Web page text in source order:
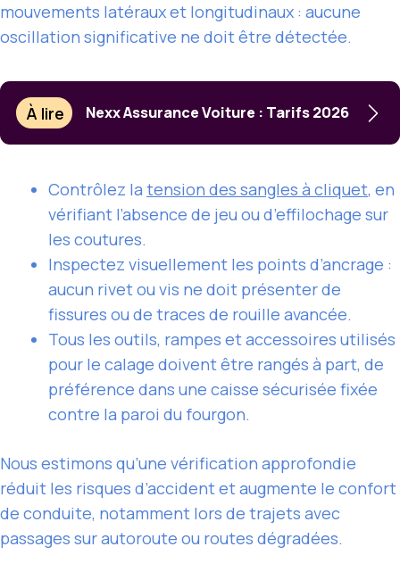
mouvements latéraux et longitudinaux : aucune
oscillation significative ne doit être détectée.
À lire Nexx Assurance Voiture : Tarifs 2026
Contrôlez la tension des sangles à cliquet, en
vérifiant l’absence de jeu ou d’effilochage sur
les coutures.
Inspectez visuellement les points d’ancrage :
aucun rivet ou vis ne doit présenter de
fissures ou de traces de rouille avancée.
Tous les outils, rampes et accessoires utilisés
pour le calage doivent être rangés à part, de
préférence dans une caisse sécurisée fixée
contre la paroi du fourgon.
Nous estimons qu’une vérification approfondie
réduit les risques d’accident et augmente le confort
de conduite, notamment lors de trajets avec
passages sur autoroute ou routes dégradées.